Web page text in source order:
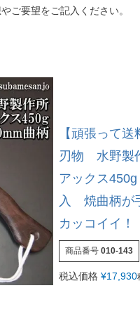
ご要望をご記入ください。
【頑張って
刃物 水野
アックス
入 焼曲柄が
カッコイイ
商品番号 010-143
税込価格 ¥17,930